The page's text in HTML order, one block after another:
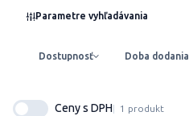
Parametre vyhľadávania
Dostupnosť Doba dodania
Ceny s DPH 1 produkt